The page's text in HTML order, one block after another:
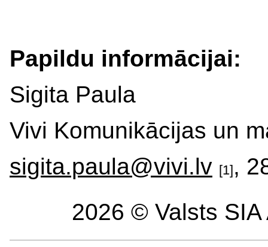
Papildu informācijai:
Sigita Paula
Vivi Komunikācijas un
sigita.paula@vivi.lv [1],
2026 © Valsts